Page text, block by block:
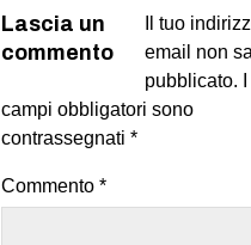
Lascia un
commento
Il tuo
email non
pubblicato.
campi obbligatori sono
contrassegnati *
Commento *